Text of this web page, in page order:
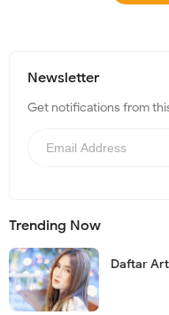
Newsletter
Get notifications from
Trending Now
Daftar